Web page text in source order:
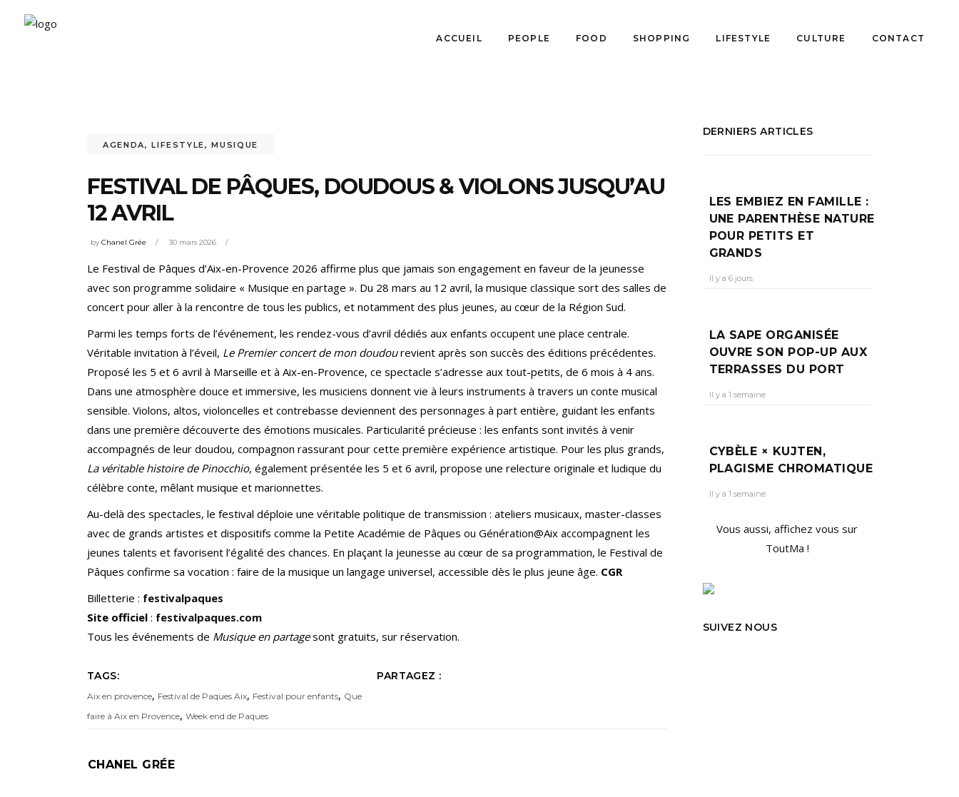
ACCUEIL PEOPLE FOOD SHOPPING LIFESTYLE CULTURE CONTACT
AGENDA,LIFESTYLE,MUSIQUE
FESTIVAL DE PÂQUES, DOUDOUS & VIOLONS JUSQU’AU
12 AVRIL
byChanel Grée 30 mars 2026
Le Festival de Pâques d’Aix-en-Provence 2026 affirme plus que jamais son engagement en faveur de la jeunesse
avec son programme solidaire « Musique en partage ». Du 28 mars au 12 avril, la musique classique sort des salles de
concert pour aller à la rencontre de tous les publics, et notamment des plus jeunes, au cœur de la Région Sud.
Parmi les temps forts de l’événement, les rendez-vous d’avril dédiés aux enfants occupent une place centrale.
Véritable invitation à l’éveil, Le Premier concert de mon doudourevient après son succès des éditions précédentes.
Proposé les 5 et 6 avril à Marseille et à Aix-en-Provence, ce spectacle s’adresse aux tout-petits, de 6 mois à 4 ans.
Dans une atmosphère douce et immersive, les musiciens donnent vie à leurs instruments à travers un conte musical
sensible. Violons, altos, violoncelles et contrebasse deviennent des personnages à part entière, guidant les enfants
dans une première découverte des émotions musicales. Particularité précieuse : les enfants sont invités à venir
accompagnés de leur doudou, compagnon rassurant pour cette première expérience artistique. Pour les plus grands,
La véritable histoire de Pinocchio, également présentée les 5 et 6 avril, propose une relecture originale et ludique du
célèbre conte, mêlant musique et marionnettes.
Au-delà des spectacles, le festival déploie une véritable politique de transmission : ateliers musicaux, master-classes
avec de grands artistes et dispositifs comme la Petite Académie de Pâques ou Génération@Aix accompagnent les
jeunes talents et favorisent l’égalité des chances. En plaçant la jeunesse au cœur de sa programmation, le Festival de
Pâques confirme sa vocation : faire de la musique un langage universel, accessible dès le plus jeune âge. CGR
Billetterie : festivalpaques
Site officiel : festivalpaques.com
Tous les événements de Musique en partagesont gratuits, sur réservation.
TAGS:
Aix en provence, Festival de Paques Aix, Festival pour enfants, Que
faire à Aix en Provence, Week end de Paques
PARTAGEZ :
CHANEL GRÉE
DERNIERS ARTICLES
LES EMBIEZ EN FAMILLE :
UNE PARENTHÈSE NATURE
POUR PETITS ET
GRANDS
Il y a 6 jours
LA SAPE ORGANISÉE
OUVRE SON POP-UP AUX
TERRASSES DU PORT
Il y a 1 semaine
CYBÈLE × KUJTEN,
PLAGISME CHROMATIQUE
Il y a 1 semaine
Vous aussi, affichez vous sur
ToutMa !
SUIVEZ NOUS